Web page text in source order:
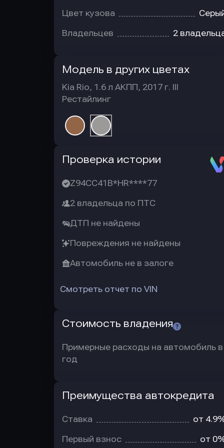
Цвет кузова
Владельцев 2
Модель в других цветах
Kia Rio, 1.6 л АКПП, 2017 г. III
Рестайлинг
Проверка истории
Z94CC41B*HR****77
2 владельца по ПТС
ДТП не найдены
Повреждения не найдены
Автомобиль не в залоге
Смотреть отчет по VIN
Стоимость владения
Примерные расходы на автомобиль в
год
Преимущества автокредита
Ставка от
Первый взнос от